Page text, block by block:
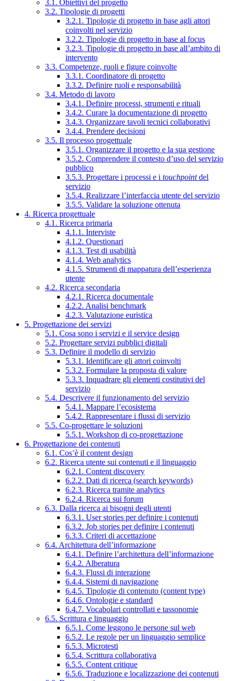
3.1. Obiettivi del progetto
3.2. Tipologie di progetti
3.2.1. Tipologie di progetto in base agli attori
coinvolti nel servizio
3.2.2. Tipologie di progetto in base al focus
3.2.3. Tipologie di progetto in base all’ambito di
intervento
3.3. Competenze, ruoli e figure coinvolte
3.3.1. Coordinatore di progetto
3.3.2. Definire ruoli e responsabilità
3.4. Metodo di lavoro
3.4.1. Definire processi, strumenti e rituali
3.4.2. Curare la documentazione di progetto
3.4.3. Organizzare tavoli tecnici collaborativi
3.4.4. Prendere decisioni
3.5. Il processo progettuale
3.5.1. Organizzare il progetto e la sua gestione
3.5.2. Comprendere il contesto d’uso del servizio
pubblico
3.5.3. Progettare i processi e i touchpointdel
servizio
3.5.4. Realizzare l’interfaccia utente del servizio
3.5.5. Validare la soluzione ottenuta
4. Ricerca progettuale
4.1. Ricerca primaria
4.1.1. Interviste
4.1.2. Questionari
4.1.3. Test di usabilità
4.1.4. Web analytics
4.1.5. Strumenti di mappatura dell’esperienza
utente
4.2. Ricerca secondaria
4.2.1. Ricerca documentale
4.2.2. Analisi benchmark
4.2.3. Valutazione euristica
5. Progettazione dei servizi
5.1. Cosa sono i servizi e il service design
5.2. Progettare servizi pubblici digitali
5.3. Definire il modello di servizio
5.3.1. Identificare gli attori coinvolti
5.3.2. Formulare la proposta di valore
5.3.3. Inquadrare gli elementi costitutivi del
servizio
5.4. Descrivere il funzionamento del servizio
5.4.1. Mappare l’ecosistema
5.4.2. Rappresentare i flussi di servizio
5.5. Co-progettare le soluzioni
5.5.1. Workshop di co-progettazione
6. Progettazione dei contenuti
6.1. Cos’è il content design
6.2. Ricerca utente sui contenuti e il linguaggio
6.2.1. Content discovery
6.2.2. Dati di ricerca (search keywords)
6.2.3. Ricerca tramite analytics
6.2.4. Ricerca sui forum
6.3. Dalla ricerca ai bisogni degli utenti
6.3.1. User stories per definire i contenuti
6.3.2. Job stories per definire i contenuti
6.3.3. Criteri di accettazione
6.4. Architettura dell’informazione
6.4.1. Definire l’architettura dell’informazione
6.4.2. Alberatura
6.4.3. Flussi di interazione
6.4.4. Sistemi di navigazione
6.4.5. Tipologie di contenuto (content type)
6.4.6. Ontologie e standard
6.4.7. Vocabolari controllati e tassonomie
6.5. Scrittura e linguaggio
6.5.1. Come leggono le persone sul web
6.5.2. Le regole per un linguaggio semplice
6.5.3. Microtesti
6.5.4. Scrittura collaborativa
6.5.5. Content critique
6.5.6. Traduzione e localizzazione dei contenuti